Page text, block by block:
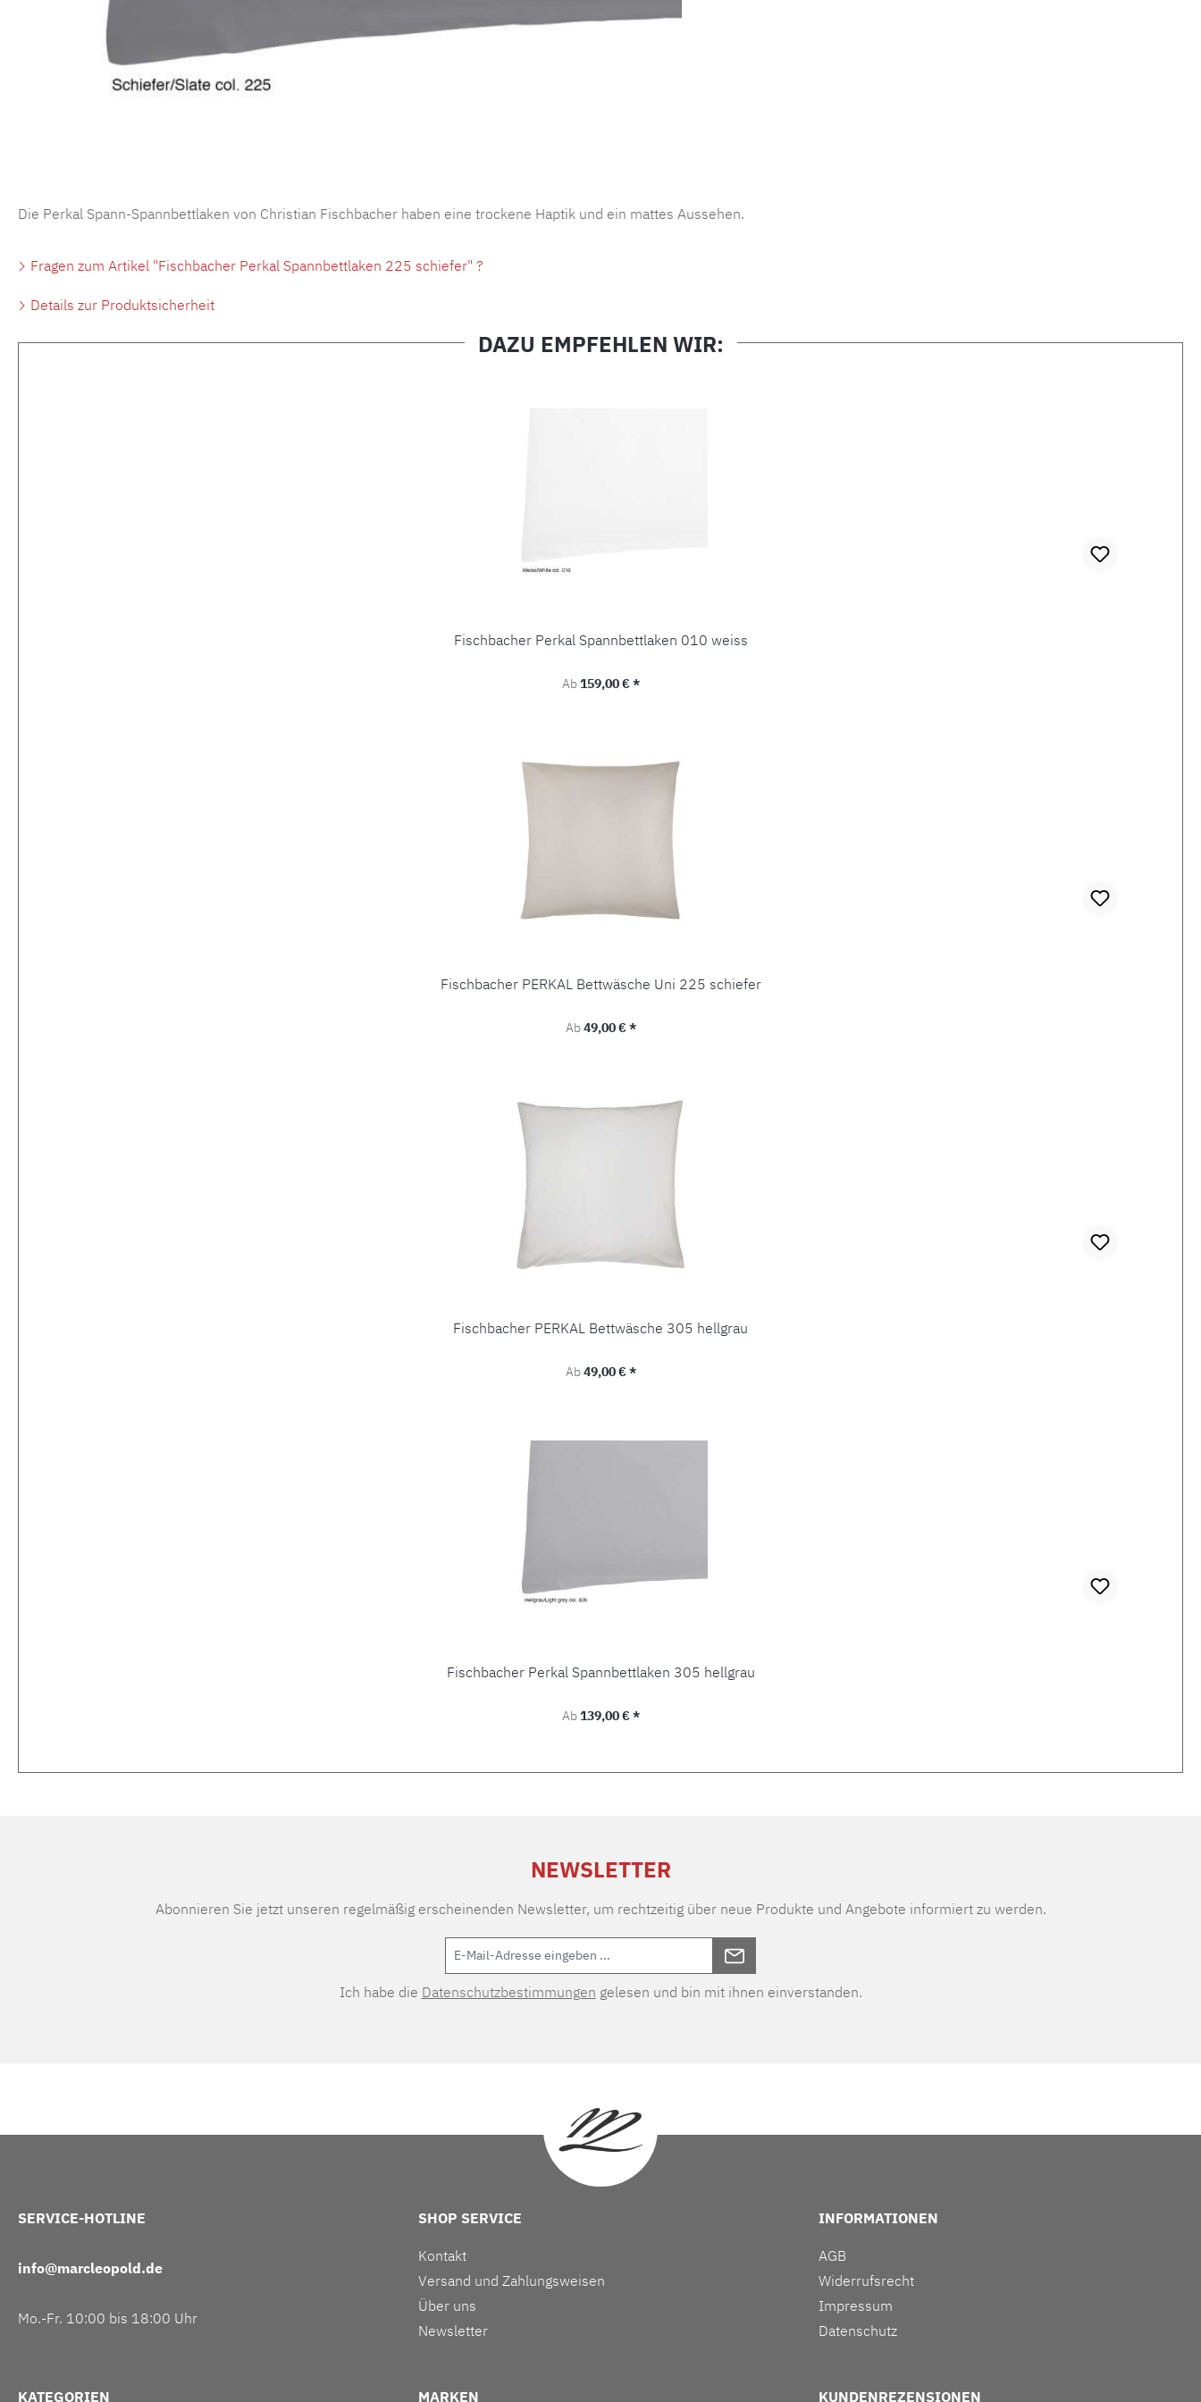
Die Perkal Spann-Spannbettlaken von Christian Fischbacher haben eine trockene Haptik und ein mattes Aussehen.
Fragen zum Artikel "Fischbacher Perkal Spannbettlaken 225 schiefer" ?
Details zur Produktsicherheit
DAZU EMPFEHLEN WIR:
Fischbacher Perkal Spannbettlaken 010 weiss
Regulärer Preis:
Ab159,00 € *
Fischbacher PERKAL Bettwäsche Uni 225 schiefer
Regulärer Preis:
Ab49,00 € *
Fischbacher PERKAL Bettwäsche 305 hellgrau
Regulärer Preis:
Ab49,00 € *
Fischbacher Perkal Spannbettlaken 305 hellgrau
Regulärer Preis:
Ab139,00 € *
NEWSLETTER
Abonnieren Sie jetzt unseren regelmäßig erscheinenden Newsletter, um rechtzeitig über neue Produkte und Angebote informiert zu werden.
Ich habe die Datenschutzbestimmungen gelesen und bin mit ihnen einverstanden.
SERVICE-HOTLINE
info@marcleopold.de
Mo.-Fr. 10:00 bis 18:00 Uhr
SHOP SERVICE
Kontakt
Versand und Zahlungsweisen
Über uns
Newsletter
INFORMATIONEN
AGB
Widerrufsrecht
Impressum
Datenschutz
KATEGORIEN MARKEN KUNDENREZENSIONEN